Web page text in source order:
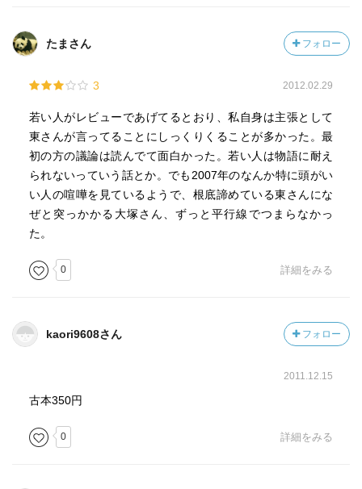
しての価値を持つが、価値を持った瞬間それはカタログに
載せられ、その価値の所以であった「カタログに載ってな
そしてこの差異の消費活動は促進され、スピードを増
し、批評家の出番はなくなる。批評家に残された仕事の可
能性と言えば、新たなる価値(差異)の予言であるが、そこま
でいくと批評家と創作者の区別はなくなるのである。
ネットによる差異のデータベースとアレンジゲームはま
継続するのであろうが、それがいつになるかは誰も予見し
得ない。
たまさん フォロー
3 2012.02.29
若い人がレビューであげてるとおり、私自身は主張として
東さんが言ってることにしっくりくることが多かった。最
初の方の議論は読んでて面白かった。若い人は物語に耐え
られないっていう話とか。でも2007年のなんか特に頭がい
い人の喧嘩を見ているようで、根底諦めている東さんにな
ぜと突っかかる大塚さん、ずっと平行線でつまらなかっ
た。
0 詳細をみる
kaori9608さん フォロー
2011.12.15
古本350円
0 詳細をみる